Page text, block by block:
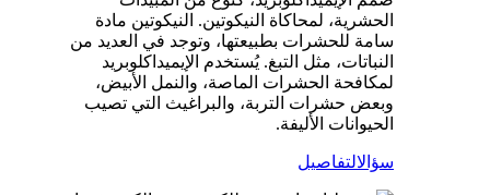
الحشرية، لمحاكاة النيكوتين. النيكوتين مادة
سامة للحشرات بطبيعتها، وتوجد في العديد من
النباتات، مثل التبغ. يُستخدم الإيميداكلوبريد
لمكافحة الحشرات الماصة، والنمل الأبيض،
وبعض حشرات التربة، والبراغيث التي تصيب
الحيوانات الأليفة.
سؤالالتفاصيل